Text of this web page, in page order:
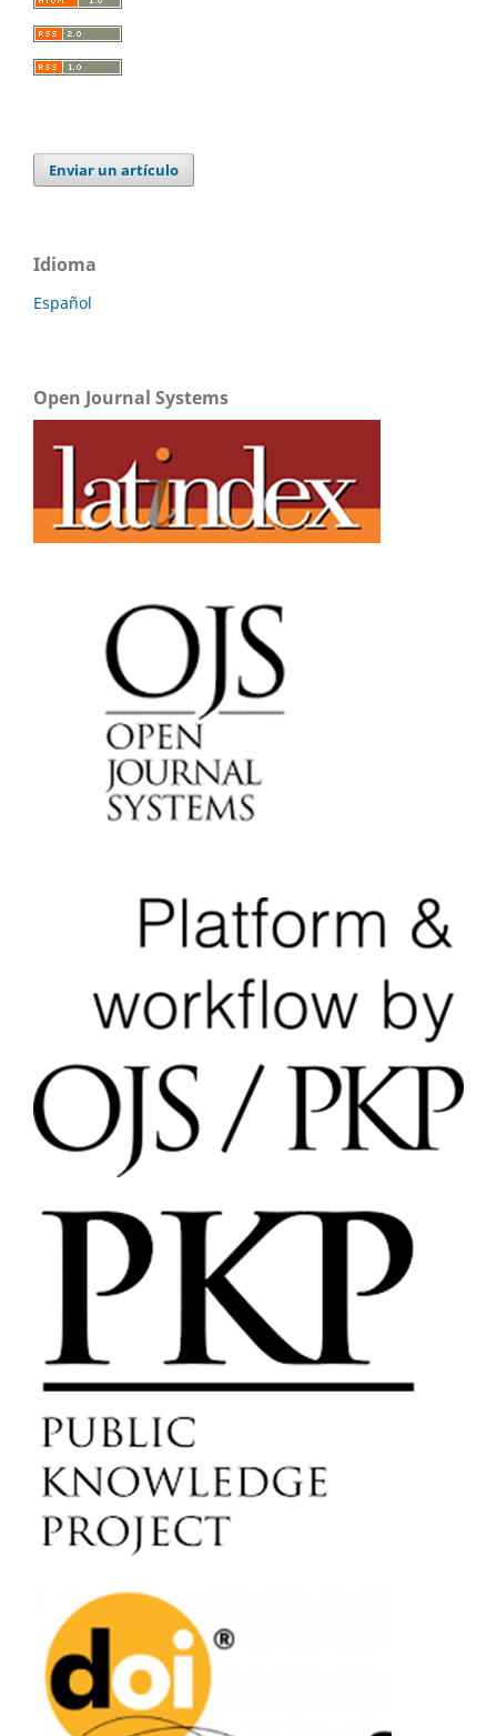
Enviar un artículo
Idioma
Español
Open Journal Systems